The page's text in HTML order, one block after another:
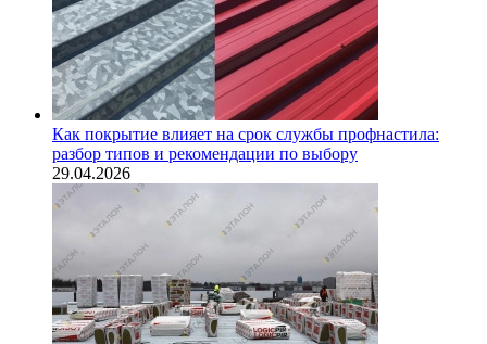
Как покрытие влияет на срок службы профнастила:
разбор типов и рекомендации по выбору
29.04.2026